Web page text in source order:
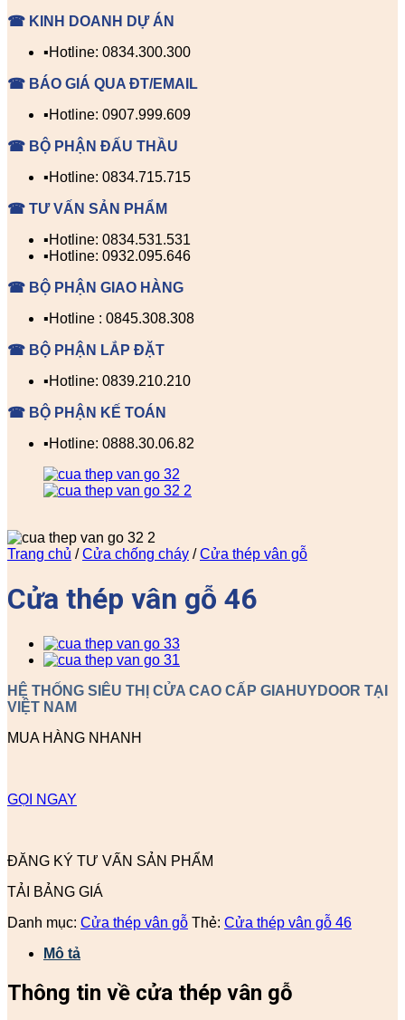
☎ KINH DOANH DỰ ÁN
▪️Hotline: 0834.300.300
☎ BÁO GIÁ QUA ĐT/EMAIL
▪️Hotline: 0907.999.609
☎ BỘ PHẬN ĐẤU THẦU
▪️Hotline: 0834.715.715
☎ TƯ VẤN SẢN PHẨM
▪️Hotline: 0834.531.531
▪️Hotline: 0932.095.646
☎ BỘ PHẬN GIAO HÀNG
▪️Hotline : 0845.308.308
☎ BỘ PHẬN LẮP ĐẶT
▪️Hotline: 0839.210.210
☎ BỘ PHẬN KẾ TOÁN
▪️Hotline: 0888.30.06.82
Trang chủ / Cửa chống cháy / Cửa thép vân gỗ
Cửa thép vân gỗ 46
HỆ THỐNG SIÊU THỊ CỬA CAO CẤP GIAHUYDOOR TẠI
VIỆT NAM
MUA HÀNG NHANH
GỌI NGAY
ĐĂNG KÝ TƯ VẤN SẢN PHẨM
TẢI BẢNG GIÁ
Danh mục: Cửa thép vân gỗ Thẻ: Cửa thép vân gỗ 46
Mô tả
Thông tin về cửa thép vân gỗ